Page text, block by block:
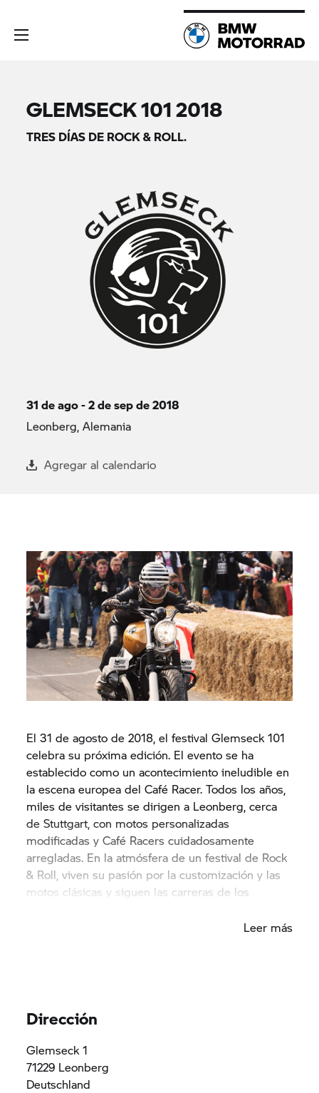
GLEMSECK 101 2018
TRES DÍAS DE ROCK & ROLL.
31 de ago - 2 de sep de 2018
Leonberg, Alemania
Agregar al calendario
El 31 de agosto de 2018, el festival Glemseck 101
celebra su próxima edición. El evento se ha
establecido como un acontecimiento ineludible en
la escena europea del Café Racer. Todos los años,
miles de visitantes se dirigen a Leonberg, cerca
de Stuttgart, con motos personalizadas
modificadas y Café Racers cuidadosamente
arregladas. En la atmósfera de un festival de Rock
& Roll, viven su pasión por la customización y las
motos clásicas y siguen las carreras de los
Leer más
Dirección
Glemseck 1
71229 Leonberg
Deutschland